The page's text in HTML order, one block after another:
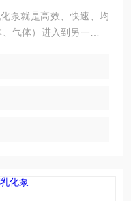
泵就是高效、快速、均
气体）进入到另一互不